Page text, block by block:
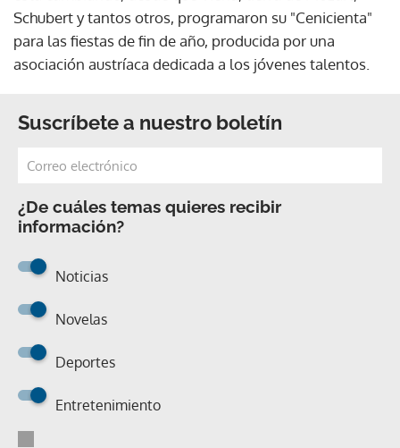
Schubert y tantos otros, programaron su "Cenicienta"
para las fiestas de fin de año, producida por una
asociación austríaca dedicada a los jóvenes talentos.
Suscríbete a nuestro boletín
¿De cuáles temas quieres recibir
información?
Noticias
Novelas
Deportes
Entretenimiento